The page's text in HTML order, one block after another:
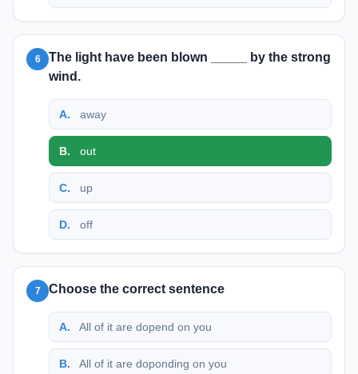
6
The light have been blown _____ by the strong
wind.
A. away
B. out
C. up
D. off
7 Choose the correct sentence
A. All of it are dopend on you
B. All of it are doponding on you